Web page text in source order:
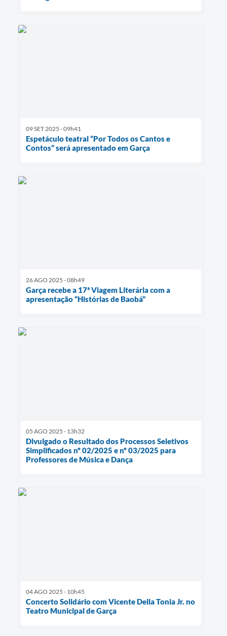
09 SET 2025 - 09h41
Espetáculo teatral “Por Todos os Cantos e
Contos” será apresentado em Garça
26 AGO 2025 - 08h49
Garça recebe a 17ª Viagem Literária com a
apresentação “Histórias de Baobá”
05 AGO 2025 - 13h32
Divulgado o Resultado dos Processos Seletivos
Simplificados nº 02/2025 e nº 03/2025 para
Professores de Música e Dança
04 AGO 2025 - 10h45
Concerto Solidário com Vicente Della Tonia Jr. no
Teatro Municipal de Garça